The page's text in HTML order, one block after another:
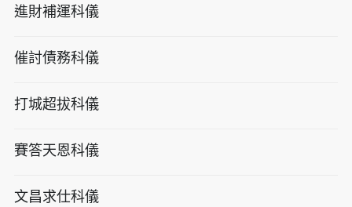
進財補運科儀
催討債務科儀
打城超拔科儀
賽答天恩科儀
文昌求仕科儀